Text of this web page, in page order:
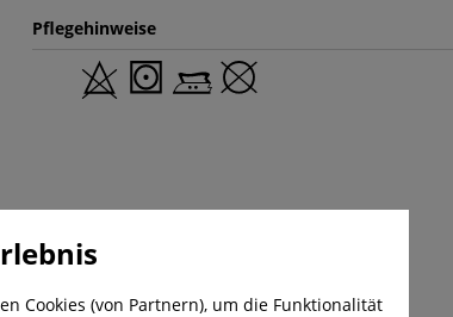
Pflegehinweise
Cookies (von Partnern), um die Funktionalität